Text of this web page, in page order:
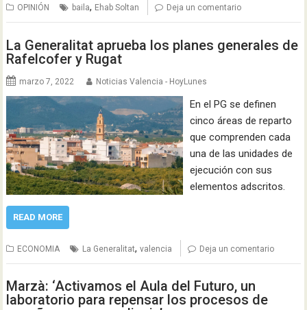
OPINIÓN baila, Ehab Soltan Deja un comentario
La Generalitat aprueba los planes generales de
Rafelcofer y Rugat
marzo 7, 2022 Noticias Valencia - HoyLunes
En el PG se definen
cinco áreas de reparto
que comprenden cada
una de las unidades de
ejecución con sus
elementos adscritos.
READ MORE
ECONOMIA La Generalitat,valencia Deja un comentario
Marzà: ‘Activamos el Aula del Futuro, un
laboratorio para repensar los procesos de